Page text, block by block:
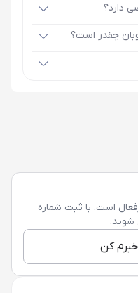
دارد؟
چقدر است؟
است. با ثبت شماره
شوید.
کن